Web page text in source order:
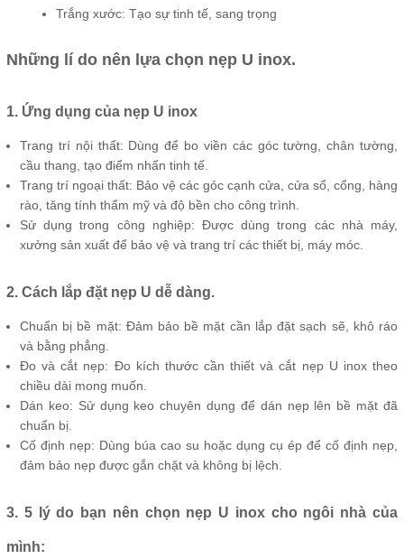
Trắng xước: Tạo sự tinh tế, sang trọng
Những lí do nên lựa chọn nẹp U inox.
1. Ứng dụng của nẹp U inox
Trang trí nội thất: Dùng để bo viền các góc tường, chân tường,
cầu thang, tạo điểm nhấn tinh tế.
Trang trí ngoại thất: Bảo vệ các góc cạnh cửa, cửa sổ, cổng, hàng
rào, tăng tính thẩm mỹ và độ bền cho công trình.
Sử dụng trong công nghiệp: Được dùng trong các nhà máy,
xưởng sản xuất để bảo vệ và trang trí các thiết bị, máy móc.
2. Cách lắp đặt nẹp U dễ dàng.
Chuẩn bị bề mặt: Đảm bảo bề mặt cần lắp đặt sạch sẽ, khô ráo
và bằng phẳng.
Đo và cắt nẹp: Đo kích thước cần thiết và cắt nẹp U inox theo
chiều dài mong muốn.
Dán keo: Sử dụng keo chuyên dụng để dán nẹp lên bề mặt đã
chuẩn bị.
Cố định nẹp: Dùng búa cao su hoặc dụng cụ ép để cố định nẹp,
đảm bảo nẹp được gắn chặt và không bị lệch.
3. 5 lý do bạn nên chọn nẹp U inox cho ngôi nhà của
mình: